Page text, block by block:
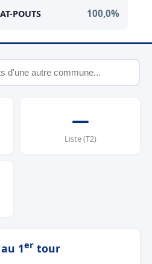
POUTS 100,0%
—
Liste (T2)
1er tour